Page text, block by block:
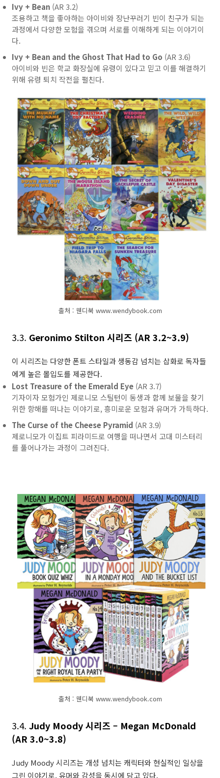
Ivy + Bean (AR 3.2)
조용하고 책을 좋아하는 아이비와 장난꾸러기 빈이 친구가 되는
과정에서 다양한 모험을 겪으며 서로를 이해하게 되는 이야기이
다.
Ivy + Bean and the Ghost That Had to Go (AR 3.6)
아이비와 빈은 학교 화장실에 유령이 있다고 믿고 이를 해결하기
위해 유령 퇴치 작전을 펼친다.
출처 : 웬디북 www.wendybook.com
3.3. Geronimo Stilton 시리즈 (AR 3.2~3.9)
이 시리즈는 다양한 폰트 스타일과 생동감 넘치는 삽화로 독자들
에게 높은 몰입도를 제공한다.
Lost Treasure of the Emerald Eye (AR 3.7)
기자이자 모험가인 제로니모 스틸턴이 동생과 함께 보물을 찾기
위한 항해를 떠나는 이야기로, 흥미로운 모험과 유머가 가득하다.
The Curse of the Cheese Pyramid (AR 3.9)
제로니모가 이집트 피라미드로 여행을 떠나면서 고대 미스터리
를 풀어나가는 과정이 그려진다.
출처 : 웬디북 www.wendybook.com
3.4. Judy Moody 시리즈 – Megan McDonald
(AR 3.0~3.8)
Judy Moody 시리즈는 개성 넘치는 캐릭터와 현실적인 일상을
그린 이야기로, 유머와 감성을 동시에 담고 있다.